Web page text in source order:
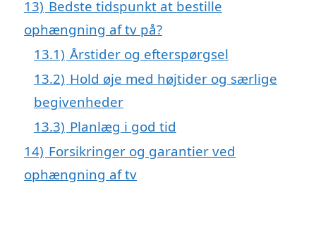
13) Bedste tidspunkt at bestille
ophængning af tv på?
13.1) Årstider og efterspørgsel
13.2) Hold øje med højtider og særlige
begivenheder
13.3) Planlæg i god tid
14) Forsikringer og garantier ved
ophængning af tv